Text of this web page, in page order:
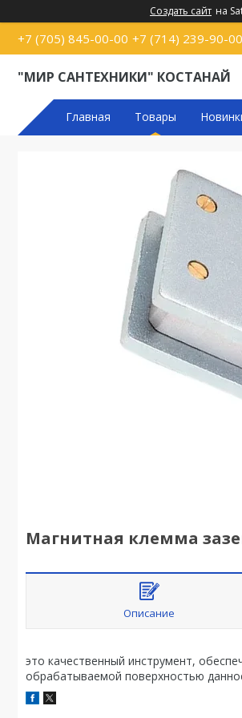
Создать сайт на
+7 (705) 845-00-00 +7 (714) 239-90-00
"МИР САНТЕХНИКИ" КОСТАНАЙ
Главная Товары
Магнитная клемма
Описание
это качественный инструмент,
обрабатываемой поверхностью